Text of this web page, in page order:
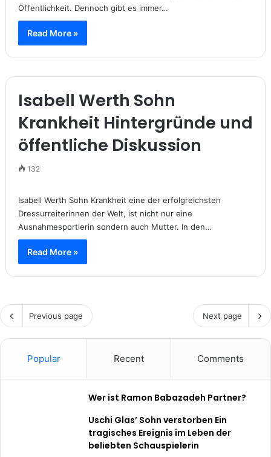
Öffentlichkeit. Dennoch gibt es immer…
Read More »
Isabell Werth Sohn
Krankheit Hintergründe und
öffentliche Diskussion
132
Isabell Werth Sohn Krankheit eine der erfolgreichsten
Dressurreiterinnen der Welt, ist nicht nur eine
Ausnahmesportlerin sondern auch Mutter. In den…
Read More »
Previous page Next page
Popular Recent Comments
Wer ist Ramon Babazadeh Partner?
Uschi Glas’ Sohn verstorben Ein
tragisches Ereignis im Leben der
beliebten Schauspielerin